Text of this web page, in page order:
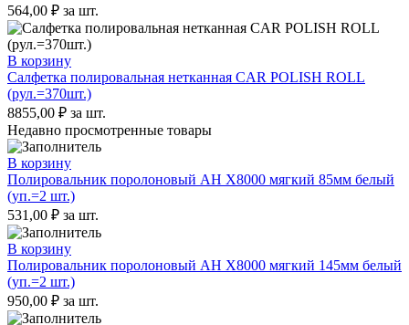
564,00 ₽ за шт.
В корзину
Салфетка полировальная нетканная CAR POLISH ROLL
(рул.=370шт.)
8855,00 ₽ за шт.
Недавно просмотренные товары
В корзину
Полировальник поролоновый AH X8000 мягкий 85мм белый
(уп.=2 шт.)
531,00 ₽ за шт.
В корзину
Полировальник поролоновый AH X8000 мягкий 145мм белый
(уп.=2 шт.)
950,00 ₽ за шт.